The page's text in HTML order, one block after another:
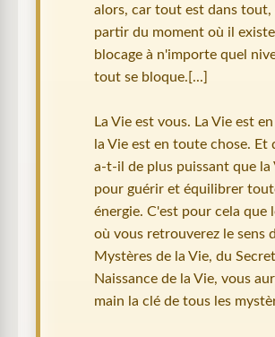
alors, car tout est dans tout,
partir du moment où il
blocage à n'importe quel
tout se bloque.[...]
La Vie est vous. La Vie est
la Vie est en toute chose. Et
a-t-il de plus puissant que la
pour guérir et équilibrer
énergie. C'est pour cela que
où vous retrouverez le sens
Mystères de la Vie, du
Naissance de la Vie, vous
main la clé de tous les